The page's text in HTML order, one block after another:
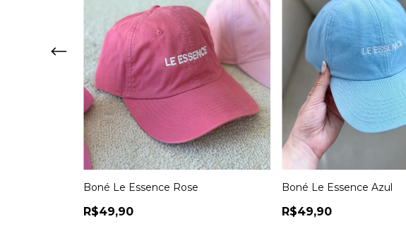
Boné Le Essence Rose
R$49,90
Boné Le Essence Azul
R$49,90